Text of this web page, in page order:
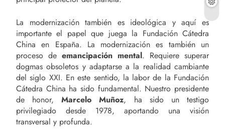
La modernización también es ideológica y aquí es
importante el papel que juega la Fundación Cátedra
China en España. La modernización es también un
proceso de emancipación mental. Requiere superar
dogmas obsoletos y adaptarse a la realidad cambiante
del siglo XXI. En este sentido, la labor de la Fundación
Cátedra China ha sido fundamental. Nuestro presidente
de honor,Marcelo Muñoz, ha sido un testigo
privilegiado desde 1978, aportando una visión
transversal y profunda.